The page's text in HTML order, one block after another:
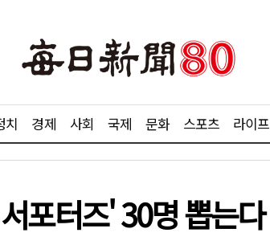
치 경제 사회 국제 문화 스포츠 라이프
포터즈' 30명 뽑는다